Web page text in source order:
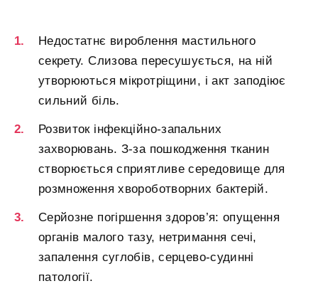
Недостатнє вироблення мастильного
секрету. Слизова пересушується, на ній
утворюються мікротріщини, і акт заподіює
сильний біль.
Розвиток інфекційно-запальних
захворювань. З-за пошкодження тканин
створюється сприятливе середовище для
розмноження хвороботворних бактерій.
Серйозне погіршення здоров’я: опущення
органів малого тазу, нетримання сечі,
запалення суглобів, серцево-судинні
патології.